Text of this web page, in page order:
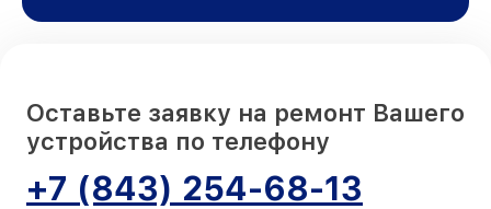
Оставьте заявку на ремонт Вашего
устройства по телефону
+7 (843) 254-68-13